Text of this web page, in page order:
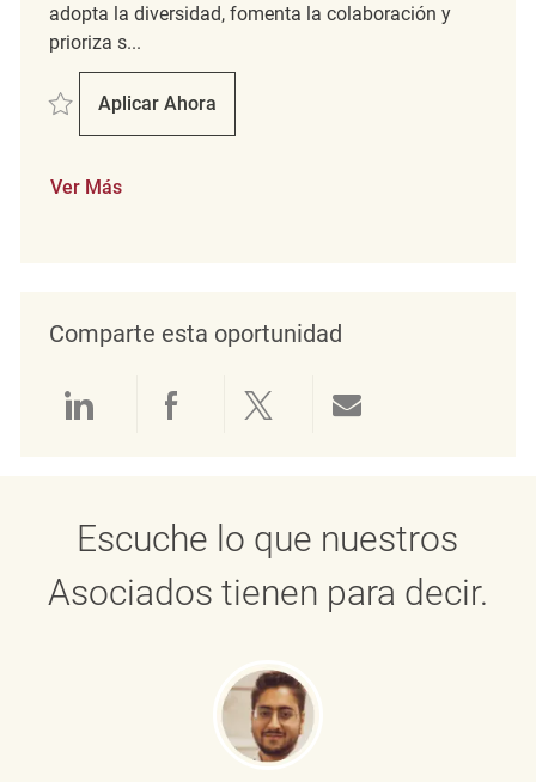
adopta la diversidad, fomenta la colaboración y
prioriza s...
Salvar Verkäufer (m/w/d) REQ79120
Aplicar Ahora
Verkäufer (m/w/d)
Ver Más
Comparte esta oportunidad
Compartir a través de LinkedIn
Compartir a través de
Compartir a través
Escuche lo que nuestros
Asociados tienen para decir.